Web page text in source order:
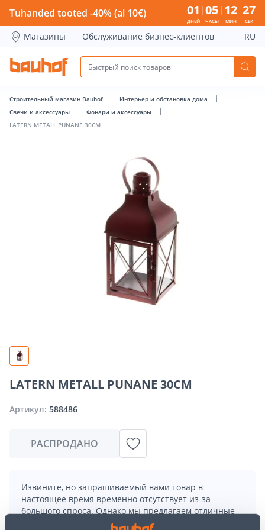
LATERN METALL PUNANE 30CM - Bauhof has loaded
Tuhanded tooted -40% (al 10€) 01
ДНЕЙ
05
ЧАСЫ
12
МИН
27
СЕК
Магазины Обслуживание бизнес-клиентов RU
Строительный магазин Bauhof
Интерьер и обстановка дома
Свечи и аксессуары
Фонари и аксессуары
LATERN METALL PUNANE 30CM
LATERN METALL PUNANE 30CM
Артикул: 588486
РАСПРОДАНО
Извините, но запрашиваемый вами товар в
настоящее время временно отсутствует из-за
большого спроса. Однако мы предлагаем отличные
альтернативы из той же
категории товаров